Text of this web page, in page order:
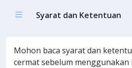
Syarat dan Ketentuan
Mohon baca syarat dan
cermat sebelum